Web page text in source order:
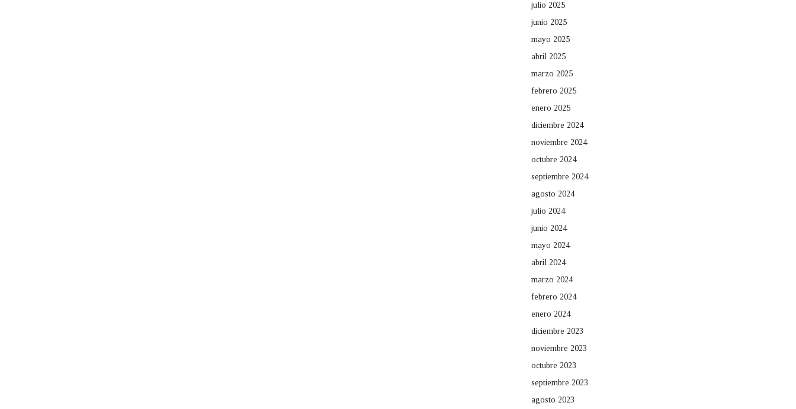
julio 2025
junio 2025
mayo 2025
abril 2025
marzo 2025
febrero 2025
enero 2025
diciembre 2024
noviembre 2024
octubre 2024
septiembre 2024
agosto 2024
julio 2024
junio 2024
mayo 2024
abril 2024
marzo 2024
febrero 2024
enero 2024
diciembre 2023
noviembre 2023
octubre 2023
septiembre 2023
agosto 2023